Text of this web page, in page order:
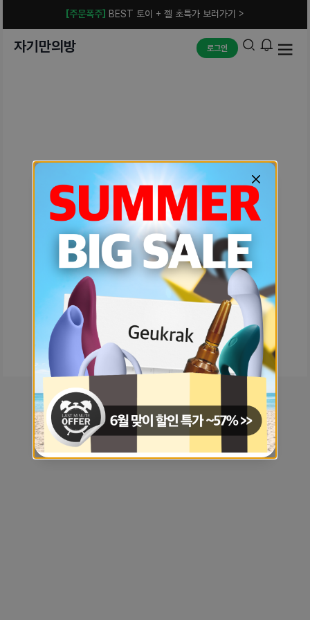
[주문폭주] BEST 토이 + 젤 초특가 보러가기 >
자기만의방 로그인
예상치 못한 에러입니다.